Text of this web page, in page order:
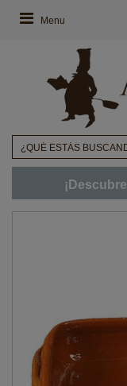
Menu